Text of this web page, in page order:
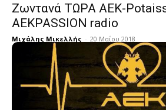
Ζωντανά ΤΩΡΑ ΑΕΚ-
AEKPASSION radio
Μιχάλης Μικελλής - 20 Μαΐου 2018